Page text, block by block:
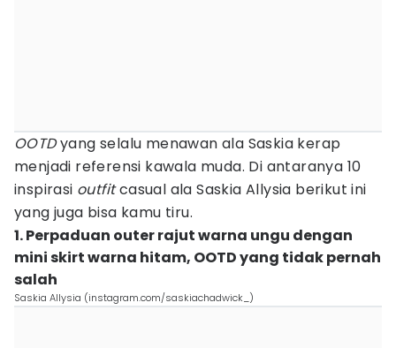
OOTDyang selalu menawan ala Saskia kerap
menjadi referensi kawala muda. Di antaranya 10
inspirasi outfitcasual ala Saskia Allysia berikut ini
yang juga bisa kamu tiru.
1. Perpaduan outer rajut warna ungu dengan
mini skirt warna hitam, OOTD yang tidak pernah
salah
Saskia Allysia (instagram.com/saskiachadwick_)